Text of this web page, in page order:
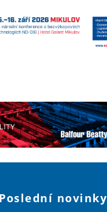
Poslední novinky